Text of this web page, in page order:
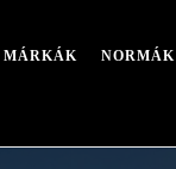
MÁRKÁK NORMÁK